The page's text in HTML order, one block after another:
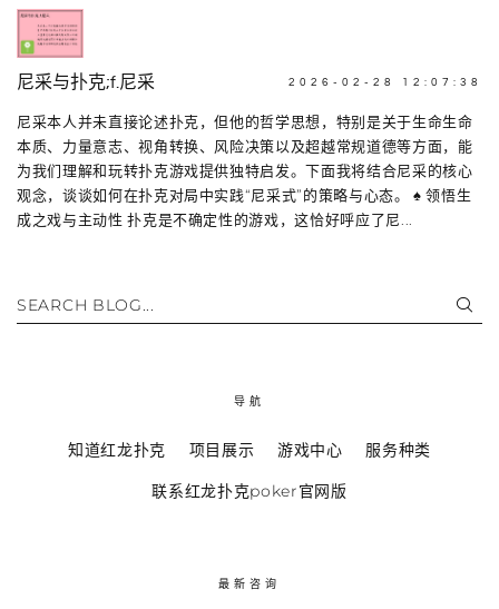
尼采与扑克;f.尼采 2026-02-28 12:07:38
尼采本人并未直接论述扑克，但他的哲学思想，特别是关于生命生命
本质、力量意志、视角转换、风险决策以及超越常规道德等方面，能
为我们理解和玩转扑克游戏提供独特启发。下面我将结合尼采的核心
观念，谈谈如何在扑克对局中实践“尼采式”的策略与心态。 ♠️ 领悟生
成之戏与主动性 扑克是不确定性的游戏，这恰好呼应了尼...
SEARCH BLOG...
导航
知道红龙扑克 项目展示 游戏中心 服务种类
联系红龙扑克poker官网版
最新咨询